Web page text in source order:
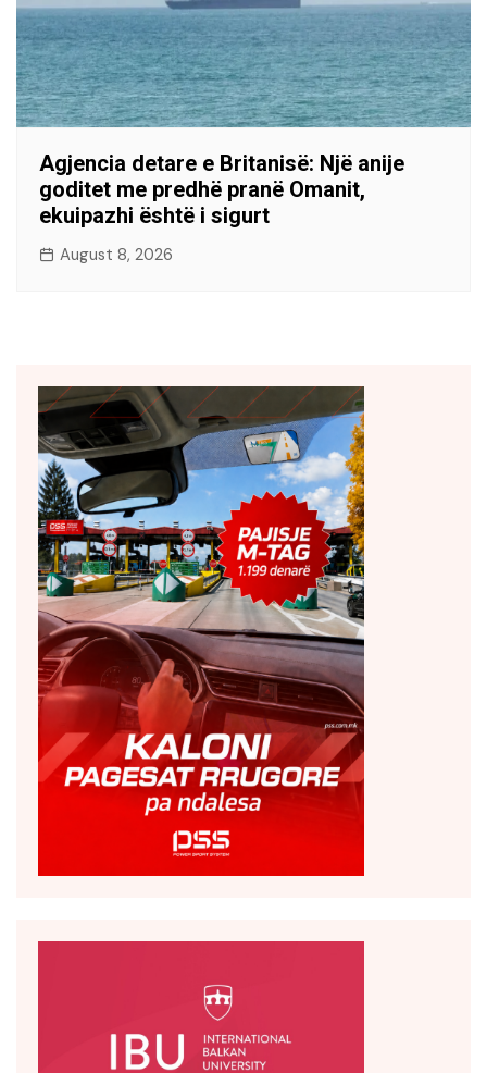
Agjencia detare e Britanisë: Një anije
goditet me predhë pranë Omanit,
ekuipazhi është i sigurt
August 8, 2026